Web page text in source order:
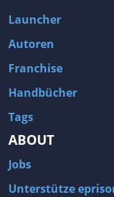
Launcher
Autoren
Franchise
Handbücher
Tags
ABOUT
Jobs
Unterstütze